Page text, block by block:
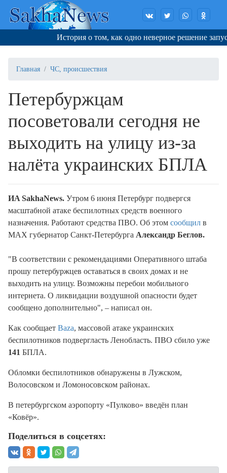
История о том, как одно неверное решение
Главная ЧС, происшествия
Петербуржцам
посоветовали сегодня не
выходить на улицу из-за
налёта украинских БПЛА
ИA SakhaNews. Утром 6 июня Петербург подвергся
масштабной атаке беспилотных средств военного
назначения. Работают средства ПВО. Об этом сообщил в
МАХ губернатор Санкт-Петербурга Александр Беглов.
"В соответствии с рекомендациями Оперативного штаба
прошу петербуржцев оставаться в своих домах и не
выходить на улицу. Возможны перебои мобильного
интернета. О ликвидации воздушной опасности будет
сообщено дополнительно", – написал он.
Как сообщает Baza, массовой атаке украинских
беспилотников подвергласть Ленобласть. ПВО сбило уже
141 БПЛА.
Обломки беспилотников обнаружены в Лужском,
Волосовском и Ломоносовском районах.
В петербургском аэропорту «Пулково» введён план
«Ковёр».
Поделиться в соцсетях: